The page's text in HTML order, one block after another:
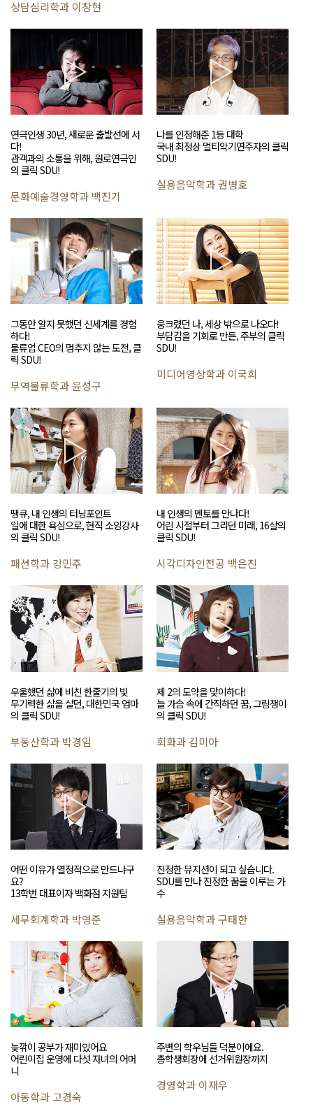
상담심리학과 이창현
연극인생 30년, 새로운 출발선에 서
다!
관객과의 소통을 위해, 원로연극인
의 클릭 SDU!
문화예술경영학과 백진기
나를 인정해준 1등 대학
국내 최정상 멀티악기연주자의 클릭
SDU!
실용음악학과 권병호
그동안 알지 못했던 신세계를 경험
하다!
물류업 CEO의 멈추지 않는 도전, 클
릭 SDU!
무역물류학과 윤성구
웅크렸던 나, 세상 밖으로 나오다!
부담감을 기회로 만든, 주부의 클릭
SDU!
미디어영상학과 이국희
땡큐, 내 인생의 터닝포인트
일에 대한 욕심으로, 현직 소잉강사
의 클릭 SDU!
패션학과 강민주
내 인생의 멘토를 만나다!
어린 시절부터 그리던 미래, 16살의
클릭 SDU!
시각디자인전공 백은진
우울했던 삶에 비친 한줄기의 빛
무기력한 삶을 살던, 대한민국 엄마
의 클릭 SDU!
부동산학과 박경임
제 2의 도약을 맞이하다!
늘 가슴 속에 간직하던 꿈, 그림쟁이
의 클릭 SDU!
회화과 김미아
어떤 이유가 열정적으로 만드냐구
요?
13학번 대표이자 백화점 지원팀
세무회계학과 박영준
진정한 뮤지션이 되고 싶습니다.
SDU를 만나 진정한 꿈을 이루는 가
수
실용음악학과 구태한
늦깎이 공부가 재미있어요
어린이집 운영에 다섯 자녀의 어머
니
아동학과 고경숙
주변의 학우님들 덕분이에요.
총학생회장에 선거위원장까지
경영학과 이재우